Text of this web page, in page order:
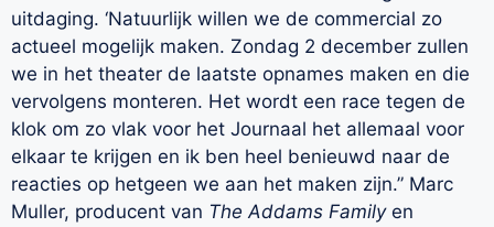
uitdaging. ‘Natuurlijk willen we de commercial zo
actueel mogelijk maken. Zondag 2 december zullen
we in het theater de laatste opnames maken en die
vervolgens monteren. Het wordt een race tegen de
klok om zo vlak voor het Journaal het allemaal voor
elkaar te krijgen en ik ben heel benieuwd naar de
reacties op hetgeen we aan het maken zijn.” Marc
Muller, producent van The Addams Familyen